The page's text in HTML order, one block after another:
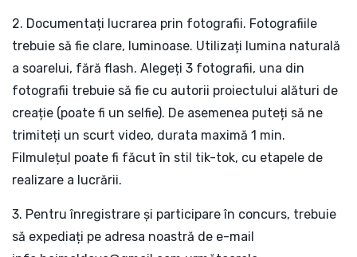
2. Documentați lucrarea prin fotografii. Fotografiile
trebuie să fie clare, luminoase. Utilizați lumina naturală
a soarelui, fără flash. Alegeți 3 fotografii, una din
fotografii trebuie să fie cu autorii proiectului alături de
creație (poate fi un selfie). De asemenea puteți să ne
trimiteți un scurt video, durata maximă 1 min.
Filmulețul poate fi făcut în stil tik-tok, cu etapele de
realizare a lucrării.
3. Pentru înregistrare și participare în concurs, trebuie
să expediați pe adresa noastră de e-mail